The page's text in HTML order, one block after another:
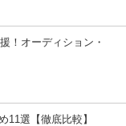
！オーディション・
11選【徹底比較】